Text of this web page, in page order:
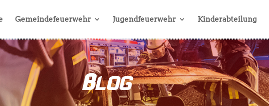
Gemeindefeuerwehr Jugendfeuerwehr Kinderabteilung
Blog